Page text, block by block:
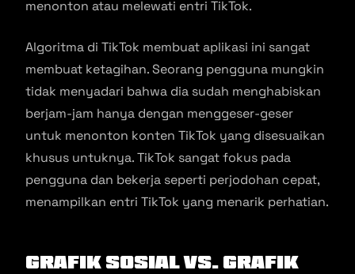
menonton atau melewati entri TikTok.
Algoritma di TikTok membuat aplikasi ini sangat
membuat ketagihan. Seorang pengguna mungkin
tidak menyadari bahwa dia sudah menghabiskan
berjam-jam hanya dengan menggeser-geser
untuk menonton konten TikTok yang disesuaikan
khusus untuknya. TikTok sangat fokus pada
pengguna dan bekerja seperti perjodohan cepat,
menampilkan entri TikTok yang menarik perhatian.
Grafik Sosial vs. Grafik